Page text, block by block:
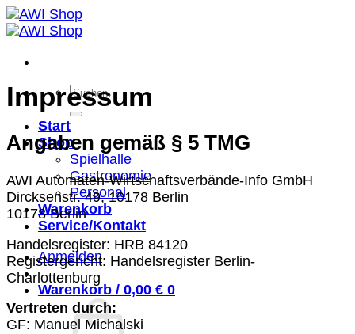
Zum
Inhalt
Suchen
nach:
Start
Shop
Spielhalle
Gastronomie
Personal
Warenkorb
Service/Kontakt
Anmelden
Warenkorb / 0,00 € 0
Impressum
Angaben gemäß § 5 TMG
AWI Automaten-Wirtschaftsverbände-Info GmbH
Dircksenstr. 49, 10178 Berlin
10178 Berlin
Handelsregister: HRB 84120
Registergericht: Handelsregister Berlin-
Charlottenburg
Vertreten durch:
GF: Manuel Michalski